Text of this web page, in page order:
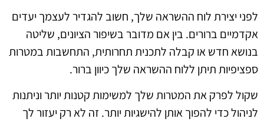
לפני יצירת לוח ההשראה שלך, חשוב להגדיר לעצמך יעדים
אקדמיים ברורים. בין אם מדובר בשיפור הציונים, שליטה
בנושא חדש או קבלה לתכנית תחרותית, התחשבות במטרות
ספציפיות תיתן ללוח ההשראה שלך כיוון ברור.
שקול לפרק את המטרות שלך למשימות קטנות יותר וניתנות
לניהול כדי להפוך אותן להישגיות יותר. זה לא רק יעזור לך